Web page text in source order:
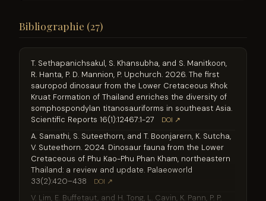
Bibliographie (27)
T. Sethapanichsakul, S. Khansubha, and S. Manitkoon,
R. Hanta, P. D. Mannion, P. Upchurch. 2026. The first
sauropod dinosaur from the Lower Cretaceous Khok
Kruat Formation of Thailand enriches the diversity of
somphospondylan titanosauriforms in southeast Asia.
Scientific Reports 16(1):12467:1-27
DOI ↗
A. Samathi, S. Suteethorn, and T. Boonjarern, K. Sutcha,
V. Suteethorn. 2024. Dinosaur fauna from the Lower
Cretaceous of Phu Kao-Phu Phan Kham, northeastern
Thailand: a review and update. Palaeoworld
33(2):420–438
DOI ↗
V. Lim, E. Buffetaut, and H. Tong, L. Cavin, K. Pann, P. P.